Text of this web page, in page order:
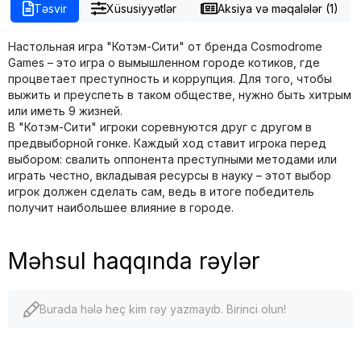
Təsvir Xüsusiyyətlər Aksiya və məqalələr (1)
Настольная игра "Котэм-Сити" от бренда Cosmodrome
Games – это игра о вымышленном городе котиков где
процветает преступность и коррупция. Для того, чтобы
выжить и преуспеть в таком обществе, нужно быть хитрым
или иметь 9 жизней.
В "Котэм-Сити" игроки соревнуются друг с другом в
предвыборной гонке. Каждый ход ставит игрока перед
выбором: свалить оппонента преступными методами или
играть честно, вкладывая ресурсы в науку – этот выбор
игрок должен сделать сам, ведь в итоге победитель
получит наибольшее влияние в городе.
Məhsul haqqında rəylər
Burada hələ heç kim rəy yazmayıb. Birinci olun!